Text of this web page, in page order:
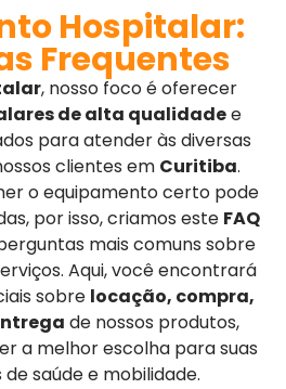
Hospitalar:
Frequentes
, nosso foco é oferecer
de alta qualidadee
para atender às diversas
clientes em Curitiba.
o equipamento certo pode
por isso, criamos este FAQ
mais comuns sobre
Aqui, você encontrará
sobre locação, compra,
de nossos produtos,
a melhor escolha para suas
saúde e mobilidade.